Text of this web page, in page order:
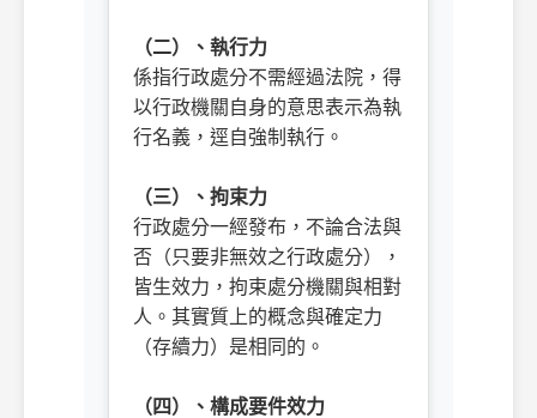
（二）、執行力
係指行政處分不需經過法院，得
以行政機關自身的意思表示為執
行名義，逕自強制執行。
（三）、拘束力
行政處分一經發布，不論合法與
否（只要非無效之行政處分），
皆生效力，拘束處分機關與相對
人。其實質上的概念與確定力
（存續力）是相同的。
（四）、構成要件效力